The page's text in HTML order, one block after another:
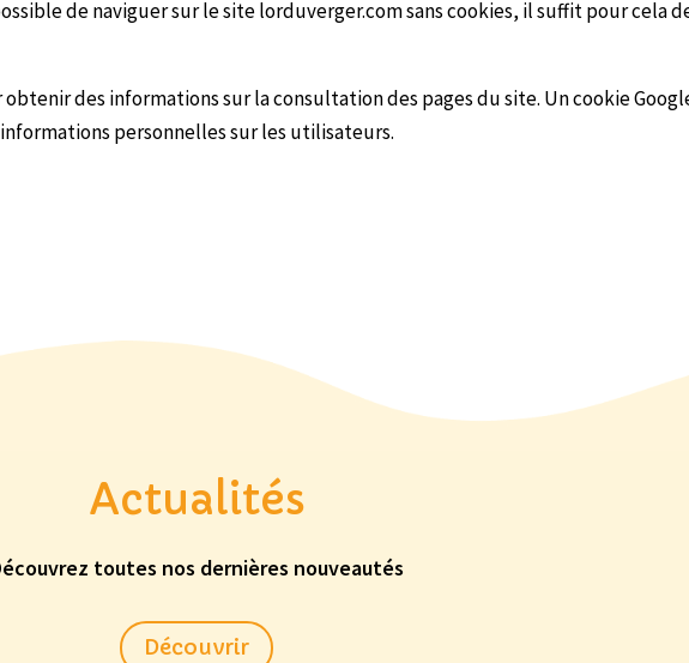
de naviguer sur le site lorduverger.com sans cookies, il suffit pour cela
des informations sur la consultation des pages du site. Un cookie
personnelles sur les utilisateurs.
Actualités
toutes nos dernières nouveautés
Découvrir